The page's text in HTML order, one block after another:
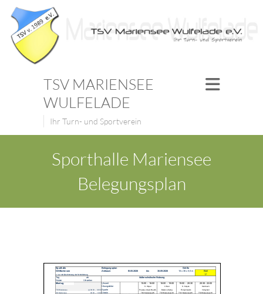
TSV MARIENSEE
WULFELADE
Ihr Turn- und Sportverein
Sporthalle Mariensee
Belegungsplan